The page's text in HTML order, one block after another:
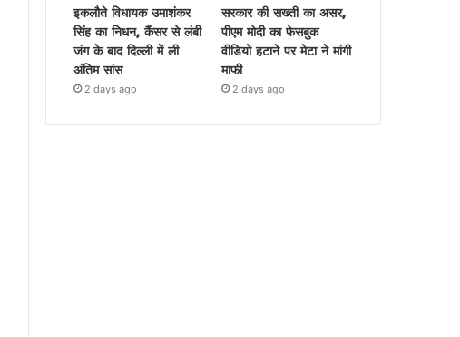
इकलौते विधायक उमाशंकर
सिंह का निधन, कैंसर से लंबी
जंग के बाद दिल्ली में ली
अंतिम सांस
2 days ago
सरकार की सख्ती का असर,
पीएम मोदी का फेसबुक
वीडियो हटाने पर मेटा ने मांगी
माफी
2 days ago